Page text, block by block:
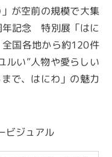
が空前の規模で大集
記念 特別展「はに
国各地から約120件
ルい”人物や愛らしい
で、はにわ」の魅力